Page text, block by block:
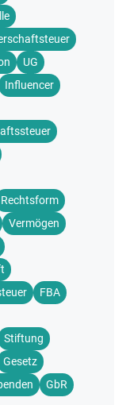
UG
Influencer
Rechtsform
Vermögen
FBA
Stiftung
Gesetz
GbR